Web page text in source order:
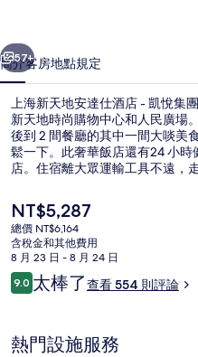
仕
酒
店
凱
悅
集
團
的
片
個 下一個
57+
簡介客房地點規定
上海新天地安達仕酒店 - 凱悅集
新天地時尚購物中心和人民廣場
後到 2 間餐廳的其中一間大啖美
鬆一下。此奢華飯店還有24 小
店。住宿離大眾運輸工具不遠，
目
前
的
價
格
是
NT$5,287
總價 NT$6,164
含稅金和其他費用
8 月 23 日 - 8 月 24 日
評
論
9.09.0 分，滿分 10 分，
太棒了查看 554 則評論
熱門設施服務